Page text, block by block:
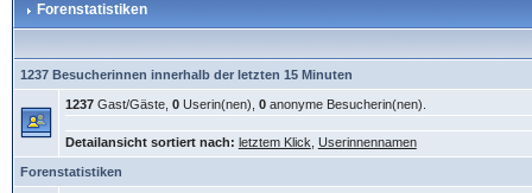
Forenstatistiken
1237 Besucherinnen innerhalb der letzten 15 Minuten
1237Gast/Gäste, 0Userin(nen), 0anonyme Besucherin(nen).
Detailansicht sortiert nach: letztem Klick Userinnennamen
Forenstatistiken